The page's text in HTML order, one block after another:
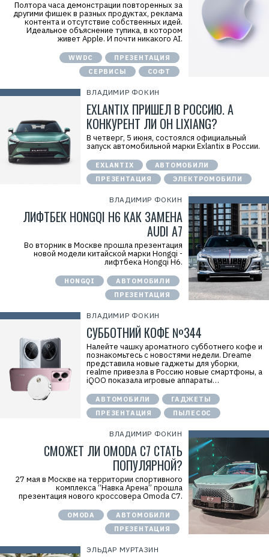
Полтора часа демонстрации повторенных за
другими фишек в разных продуктах, реклама
контента и отсутствие собственных идей.
Идеальное объяснение тупика, в котором
живет Apple. И почти никакого AI.
WWDC
ПРЕЗЕНТАЦИЯ
СЕРВИСЫ
СОФТ
ВЛАДИМИР ФОКИН
EXLANTIX ПРИШЕЛ В РОССИЮ. А
КОНКУРЕНТ ЛИ ОН LIXIANG?
В четверг, 5 июня, состоялся официальный
запуск автомобильной марки Exlantix в России.
EXLANTIX
АВТОМОБИЛИ
ПРЕЗЕНТАЦИЯ
ЭЛЕКТРОМОБИЛИ
ВЛАДИМИР ФОКИН
ЛИФТБЕК HONGQI H6 КАК ЗАМЕНА
AUDI A7
Во вторник в Москве прошла презентация
новой модели китайской марки Hongqi -
лифтбека Hongqi H6.
HONGQI
АВТОМОБИЛИ
ПРЕЗЕНТАЦИЯ
ВЛАДИМИР ФОКИН
СУББОТНИЙ КОФЕ №344
Налейте чашку ароматного субботнего кофе и
познакомьтесь с новостями недели. Dreame
представила новые гаджеты для уборки,
realme привезла в Россию новые смартфоны, а
iQOO показала игровые аппараты…
АВТОМОБИЛИ
ГАДЖЕТЫ
ПРЕЗЕНТАЦИЯ
ПЫЛЕСОС
ВЛАДИМИР ФОКИН
СМОЖЕТ ЛИ OMODA C7 СТАТЬ
ПОПУЛЯРНОЙ?
27 мая в Москве на территории спортивного
комплекса “Навка Арена” прошла
презентация нового кроссовера Omoda C7.
OMODA
АВТОМОБИЛИ
ПРЕЗЕНТАЦИЯ
ЭЛЬДАР МУРТАЗИН